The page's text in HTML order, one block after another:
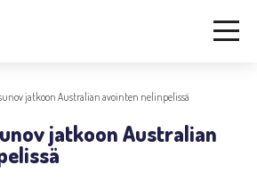
jatkoon Australian avointen nelinpelissä
jatkoon Australian